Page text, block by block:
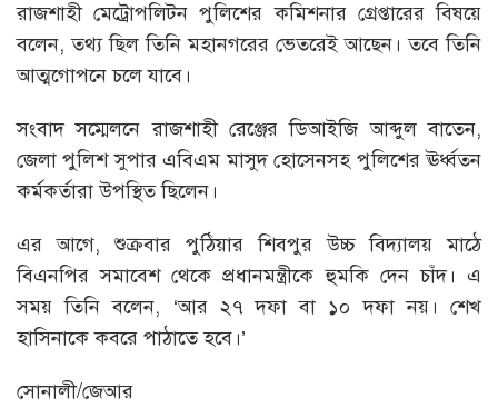
রাজশাহী মেট্রোপলিটন পুলিশের কমিশনার গ্রেপ্তারের বিষয়ে
বলেন, তথ্য ছিল তিনি মহানগরের ভেতরেই আছেন। তবে তিনি
আত্মগোপনে চলে যাবে।
সংবাদ সম্মেলনে রাজশাহী রেঞ্জের ডিআইজি আব্দুল বাতেন,
জেলা পুলিশ সুপার এবিএম মাসুদ হোসেনসহ পুলিশের ঊর্ধ্বতন
কর্মকর্তারা উপস্থিত ছিলেন।
এর আগে, শুক্রবার পুঠিয়ার শিবপুর উচ্চ বিদ্যালয় মাঠে
বিএনপির সমাবেশ থেকে প্রধানমন্ত্রীকে হুমকি দেন চাঁদ। এ
সময় তিনি বলেন, ‘আর ২৭ দফা বা ১০ দফা নয়। শেখ
হাসিনাকে কবরে পাঠাতে হবে।’
সোনালী/জেআর